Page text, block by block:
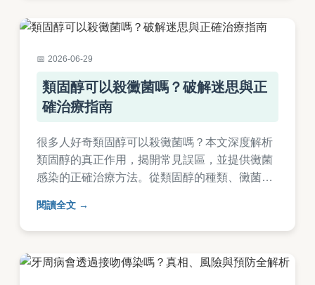
2026-06-29
類固醇可以殺黴菌嗎？破解迷思與正
確治療指南
很多人好奇類固醇可以殺黴菌嗎？本文深度解析
類固醇的真正作用，揭開常見誤區，並提供黴菌
感染的正確治療方法。從類固醇的種類、黴菌感
誤用藥，保障健康。
閱讀全文